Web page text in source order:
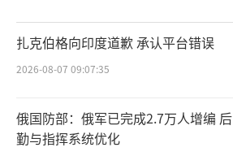
扎克伯格向印度道歉 承认平台错误
2026-08-07 09:07:35
俄国防部：俄军已完成2.7万人增编 后
勤与指挥系统优化